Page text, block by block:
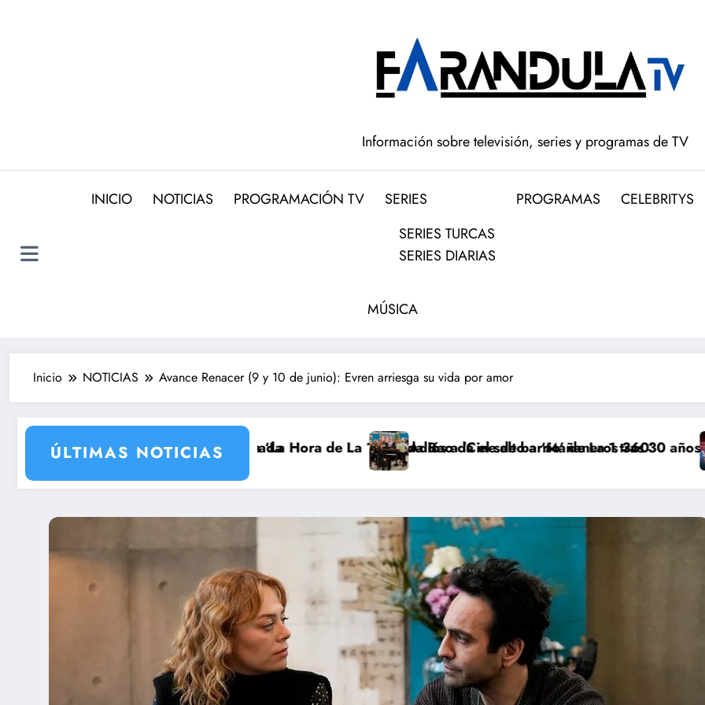
Información sobre televisión, series y programas de TV
INICIO NOTICIAS PROGRAMACIÓN TV
SERIES
SERIES TURCAS
SERIES DIARIAS
PROGRAMAS CELEBRITYS
MÚSICA
Inicio NOTICIAS Avance Renacer (9 y 10 de junio): Evren arriesga su vida por amor
ÚLTIMAS NOTICIAS
su nueva temporada
vuelve a ‘La Hora de La 1’ y Aida Bao da el salto a ‘Mañaneros 360’
Adiós a ‘Cine de barrio’ de La 1 tras 30 años: RTVE cambia
‘Más que